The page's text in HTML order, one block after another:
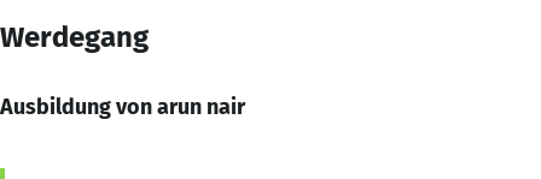
Werdegang
Ausbildung von arun nair